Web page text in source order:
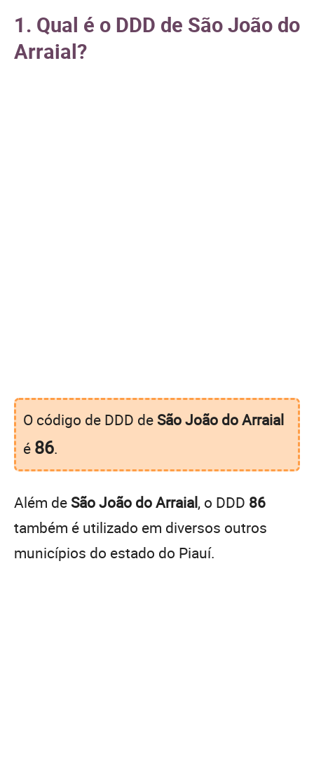
1. Qual é o DDD de São João do
Arraial?
O código de DDD de São João do Arraial
é 86.
Além de São João do Arraial, o DDD 86
também é utilizado em diversos outros
municípios do estado do Piauí.